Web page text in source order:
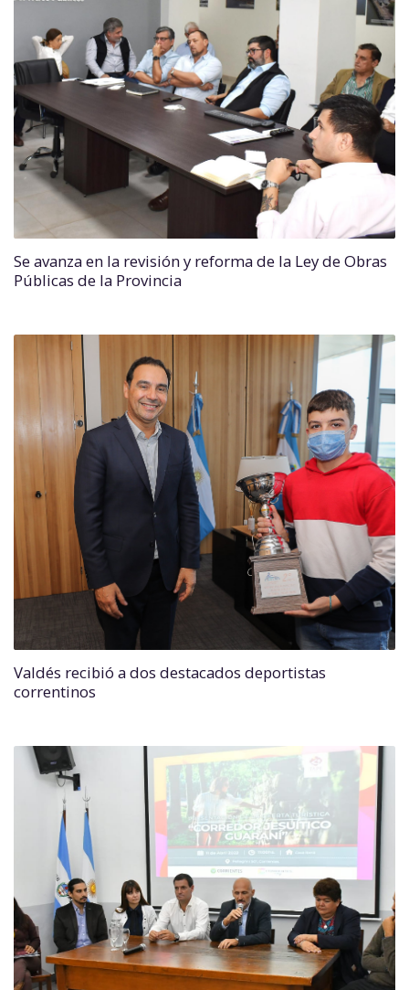
Se avanza en la revisión y reforma de la Ley de Obras
Públicas de la Provincia
Valdés recibió a dos destacados deportistas
correntinos